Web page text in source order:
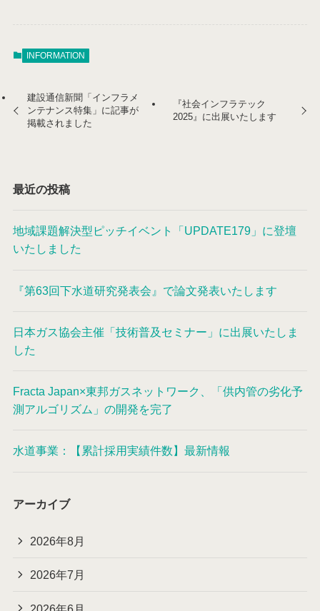
INFORMATION
建設通信新聞「インフラメ
ンテナンス特集」に記事が
掲載されました
『社会インフラテック
2025』に出展いたします
最近の投稿
地域課題解決型ピッチイベント「UPDATE179」に登壇
いたしました
『第63回下水道研究発表会』で論文発表いたします
日本ガス協会主催「技術普及セミナー」に出展いたしま
した
Fracta Japan×東邦ガスネットワーク、「供内管の劣化予
測アルゴリズム」の開発を完了
水道事業：【累計採用実績件数】最新情報
アーカイブ
2026年8月
2026年7月